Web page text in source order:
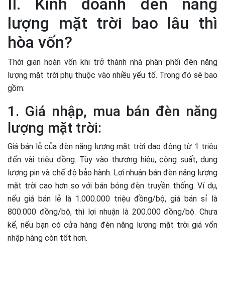
II. Kinh doanh đèn năng
lượng mặt trời bao lâu thì
hòa vốn?
Thời gian hoàn vốn khi trở thành nhà phân phối đèn năng
lượng mặt trời phụ thuộc vào nhiều yếu tố. Trong đó sẽ bao
gồm:
1. Giá nhập, mua bán đèn năng
lượng mặt trời:
Giá bán lẻ của đèn năng lượng mặt trời dao động từ 1 triệu
đến vài triệu đồng. Tùy vào thương hiệu, công suất, dung
lượng pin và chế độ bảo hành. Lợi nhuận bán đèn năng lượng
mặt trời cao hơn so với bán bóng đèn truyền thống. Ví dụ,
nếu giá bán lẻ là 1.000.000 triệu đồng/bộ, giá bán sỉ là
800.000 đồng/bộ, thì lợi nhuận là 200.000 đồng/bộ. Chưa
kể, nếu bạn có cửa hàng đèn năng lượng mặt trời giá vốn
nhập hàng còn tốt hơn.